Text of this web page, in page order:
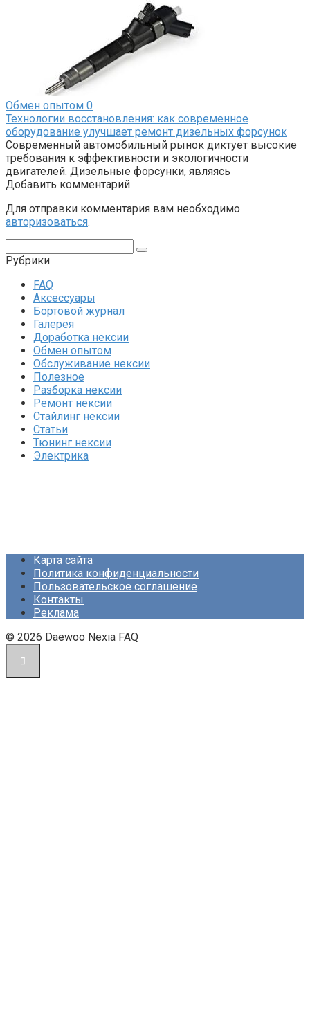
Обмен опытом 0
Технологии восстановления: как современное
оборудование улучшает ремонт дизельных форсунок
Современный автомобильный рынок диктует высокие
требования к эффективности и экологичности
двигателей. Дизельные форсунки, являясь
Добавить комментарий
Для отправки комментария вам необходимо
авторизоваться.
Рубрики
FAQ
Аксессуары
Бортовой журнал
Галерея
Доработка нексии
Обмен опытом
Обслуживание нексии
Полезное
Разборка нексии
Ремонт нексии
Стайлинг нексии
Статьи
Тюнинг нексии
Электрика
Карта сайта
Политика конфиденциальности
Пользовательское соглашение
Контакты
Реклама
© 2026 Daewoo Nexia FAQ